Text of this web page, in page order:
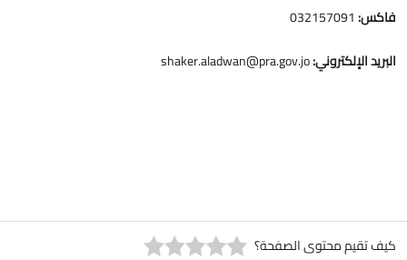
فاكس:
البريد الإلكتروني:shaker.aladwan@pra.gov.jo
كيف تقيم محتوى الصفحة؟